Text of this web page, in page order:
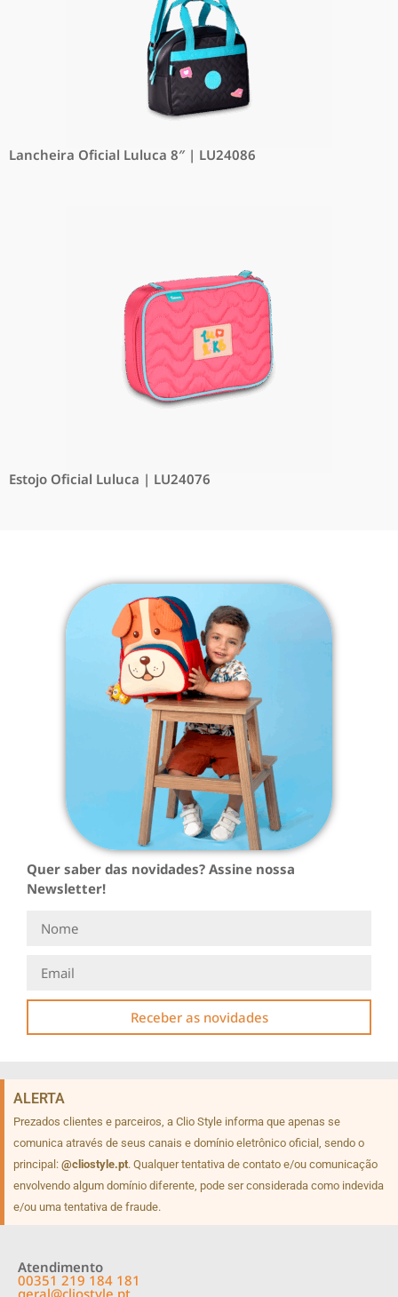
Lancheira Oficial Luluca 8″ | LU24086
Estojo Oficial Luluca | LU24076
Quer saber das novidades? Assine nossa
Newsletter!
Receber as novidades
ALERTA
Prezados clientes e parceiros, a Clio Style informa que apenas se
comunica através de seus canais e domínio eletrônico oficial, sendo o
principal: @cliostyle.pt. Qualquer tentativa de contato e/ou comunicação
envolvendo algum domínio diferente, pode ser considerada como indevida
e/ou uma tentativa de fraude.
Atendimento
00351 219 184 181